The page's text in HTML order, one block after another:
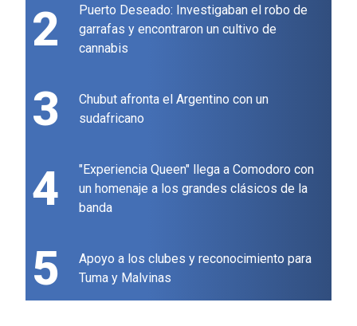
2
Puerto Deseado: Investigaban el robo de
garrafas y encontraron un cultivo de
cannabis
3
Chubut afronta el Argentino con un
sudafricano
4
"Experiencia Queen" llega a Comodoro con
un homenaje a los grandes clásicos de la
banda
5
Apoyo a los clubes y reconocimiento para
Tuma y Malvinas